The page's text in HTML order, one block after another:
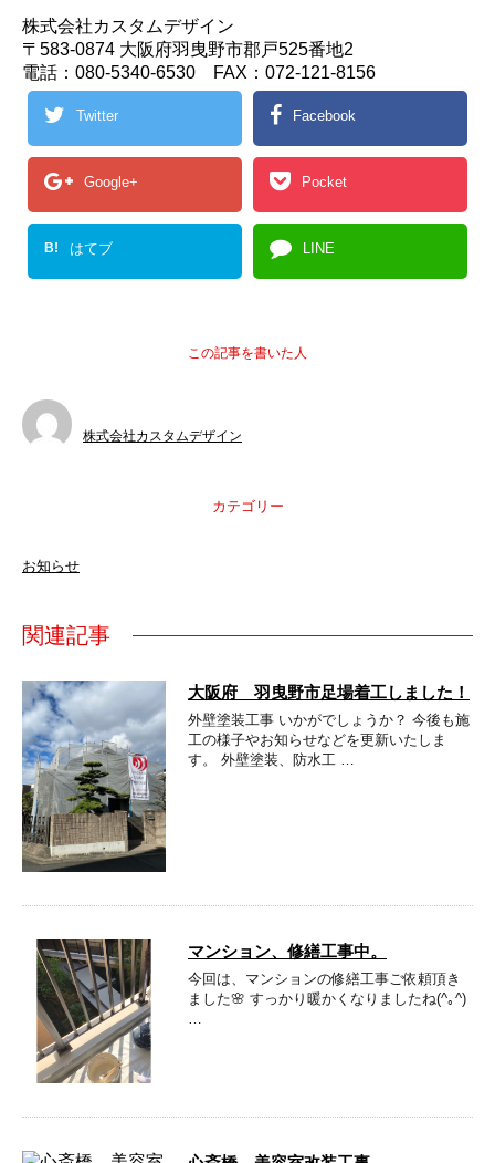
株式会社カスタムデザイン
〒583-0874 大阪府羽曳野市郡戸525番地2
電話：080-5340-6530 FAX：072-121-8156
Twitter Facebook
Google+ Pocket
B! はてブ LINE
この記事を書いた人
株式会社カスタムデザイン
カテゴリー
お知らせ
関連記事
大阪府 羽曳野市足場着工しました！
外壁塗装工事 いかがでしょうか？ 今後も施
工の様子やお知らせなどを更新いたしま
す。 外壁塗装、防水工 …
マンション、修繕工事中。
今回は、マンションの修繕工事ご依頼頂き
ました🌸 すっかり暖かくなりましたね(^｡^)